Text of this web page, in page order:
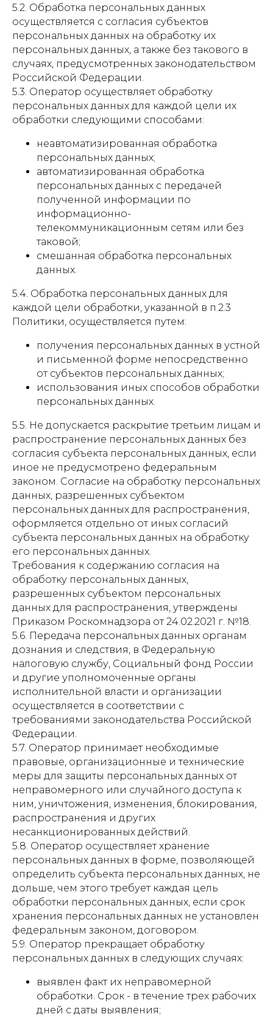
5.2. Обработка персональных данных
осуществляется с согласия субъектов
персональных данных на обработку их
персональных данных, а также без такового в
случаях, предусмотренных законодательством
Российской Федерации.
5.3. Оператор осуществляет обработку
персональных данных для каждой цели их
обработки следующими способами:
неавтоматизированная обработка
персональных данных;
автоматизированная обработка
персональных данных с передачей
полученной информации по
информационно-
телекоммуникационным сетям или без
таковой;
смешанная обработка персональных
данных.
5.4. Обработка персональных данных для
каждой цели обработки, указанной в п.2.3
Политики, осуществляется путем:
получения персональных данных в устной
и письменной форме непосредственно
от субъектов персональных данных;
использования иных способов обработки
персональных данных.
5.5. Не допускается раскрытие третьим лицам и
распространение персональных данных без
согласия субъекта персональных данных, если
иное не предусмотрено федеральным
законом. Согласие на обработку персональных
данных, разрешенных субъектом
персональных данных для распространения,
оформляется отдельно от иных согласий
субъекта персональных данных на обработку
его персональных данных.
Требования к содержанию согласия на
обработку персональных данных,
разрешенных субъектом персональных
данных для распространения, утверждены
Приказом Роскомнадзора от 24.02.2021 г. №18.
5.6. Передача персональных данных органам
дознания и следствия, в Федеральную
налоговую службу, Социальный фонд России
и другие уполномоченные органы
исполнительной власти и организации
осуществляется в соответствии с
требованиями законодательства Российской
Федерации.
5.7. Оператор принимает необходимые
правовые, организационные и технические
меры для защиты персональных данных от
неправомерного или случайного доступа к
ним, уничтожения, изменения, блокирования,
распространения и других
несанкционированных действий.
5.8. Оператор осуществляет хранение
персональных данных в форме, позволяющей
определить субъекта персональных данных, не
дольше, чем этого требует каждая цель
обработки персональных данных, если срок
хранения персональных данных не установлен
федеральным законом, договором.
5.9. Оператор прекращает обработку
персональных данных в следующих случаях:
выявлен факт их неправомерной
обработки. Срок - в течение трех рабочих
дней с даты выявления;